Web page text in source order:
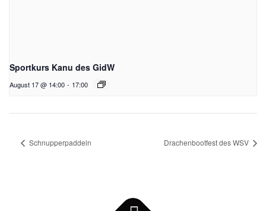
Sportkurs Kanu des GidW
August 17 @ 14:00 - 17:00
Schnupperpaddeln Drachenbootfest des WSV